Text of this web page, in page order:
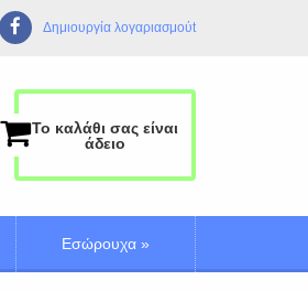
Δημιουργία λογαριασμούt
Το καλάθι σας είναι
άδειο
Εσώρουχα »